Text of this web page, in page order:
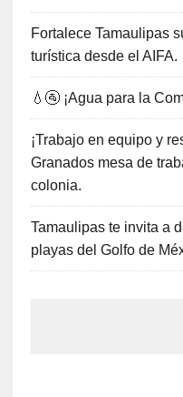
Fortalece Tamaulipas
turística desde el AIFA.
💧🚰 ¡Agua para la
¡Trabajo en equipo y
Granados mesa de
colonia.
Tamaulipas te invita a
playas del Golfo de